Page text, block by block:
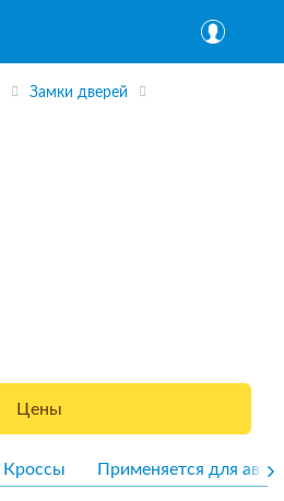
Замки дверей
Цены
Кроссы Применяется для авто